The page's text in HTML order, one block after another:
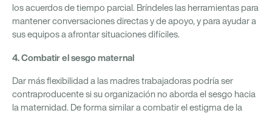
los acuerdos de tiempo parcial. Bríndeles las herramientas para
mantener conversaciones directas y de apoyo, y para ayudar a
sus equipos a afrontar situaciones difíciles.
4. Combatir el sesgo maternal
Dar más flexibilidad a las madres trabajadoras podría ser
contraproducente si su organización no aborda el sesgo hacia
la maternidad. De forma similar a combatir el estigma de la